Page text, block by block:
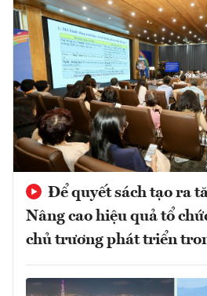
Để quyết sách tạo ra
Nâng cao hiệu quả tổ
chủ trương phát triển